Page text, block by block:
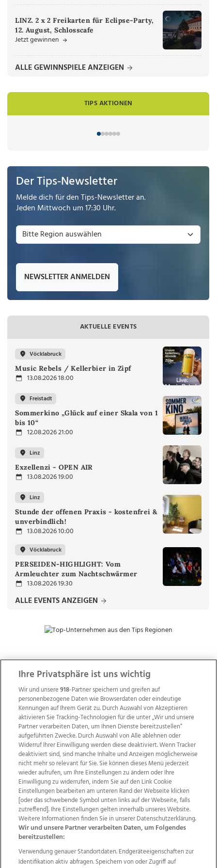
LINZ. 2 x 2 Freikarten für Eclipse-Party,
12. August, Schlosscafe
Jetzt gewinnen
ALLE GEWINNSPIELE ANZEIGEN
TIPS AKTIONEN
Der Tips-Newsletter
Melde dich für den Tips-Newsletter an.
Jeden Mittwoch um 17:30 Uhr.
NEWSLETTER ANMELDEN
AKTUELLE EVENTS
Vöcklabruck
Music Rebels / Kellerbier in Zipf
13.08.2026 18:00
Freistadt
Sommerkino „Glück auf einer Skala von 1
bis 10“
12.08.2026 21:00
Linz
Exzellenzi - OPEN AIR
13.08.2026 19:00
Linz
Stunde der offenen Praxis - kostenfrei &
unverbindlich!
13.08.2026 10:00
Vöcklabruck
PERSEIDEN-HIGHLIGHT: Vom
Armleuchter zum Nachtschwärmer
13.08.2026 19:30
ALLE EVENTS ANZEIGEN
ZUR NACHRICHTENÜBERSICHT
Wir über uns Mediadaten Kontakt
Jobs
Datenschutz
Impressum
AGB Anzeigekunden
AGB Website
Ehrenkodex Politische Werbung
Weitere Angebote des Medienhauses Wimmer
Ihre Privatsphäre ist uns wichtig
Wir und unsere918-Partner speichern und greifen auf
personenbezogene Daten wie Browserdaten oder eindeutige
Kennungen auf Ihrem Gerät zu. Durch Auswahl von Akzeptieren
aktivieren Sie Tracking-Technologien für die unter „Wir und unsere
Partner verarbeiten Daten, um Ihnen Dienste bereitzustellen“
aufgeführten Zwecke. Durch Auswahl von Alle ablehnen oder
Widerruf Ihrer Einwilligung werden diese deaktiviert. Wenn Tracker
deaktiviert sind, sind manche Inhalte und Anzeigen möglicherweise
nicht mehr so relevant für Sie. Sie können dieses Menü jederzeit
wieder aufrufen, um Ihre Einstellungen zu ändern oder Ihre
Einwilligung zu widerrufen, indem Sie auf den Link Cookie
Einstellungen bearbeiten am unteren Rand der Webseite klicken
[oder das schwebende Symbol unten links auf der Webseite, falls
zutreffend]. Ihre Einstellungen gelten innerhalb unseres Website.
Weitere Informationen finden Sie in unserer Datenschutzerklärung.
Wir und unsere Partner verarbeiten Daten, um Folgendes
bereitzustellen:
Verwendung genauer Standortdaten. Endgeräteeigenschaften zur
Identifikation aktiv abfragen. Speichern von oder Zugriff auf